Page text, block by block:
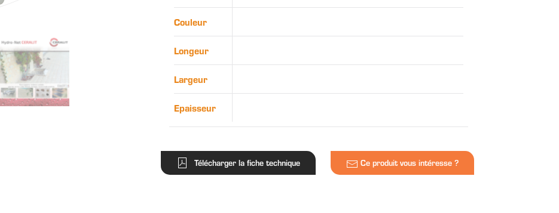
Couleur
Longeur
Largeur
Epaisseur
Télécharger la fiche technique Ce produit vous intéresse ?